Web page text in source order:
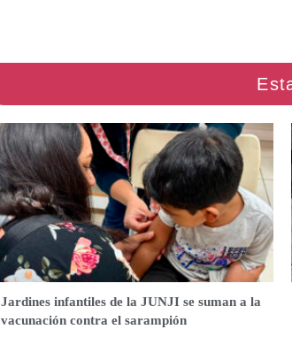
Jardines infantiles de la JUNJI se suman a la
vacunación contra el sarampión